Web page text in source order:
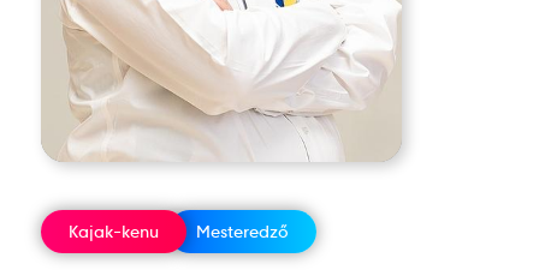
Kajak-kenu Mesteredző